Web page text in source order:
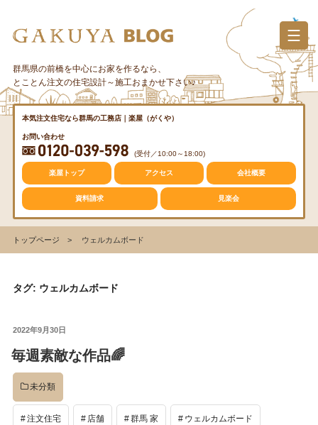
へ
ス
群馬県の前橋を中心にお家を作るなら、
とことん注文の住宅設計～施工おまかせ下さい♪
本気注文住宅なら群馬の工務店｜楽屋（がくや）
お問い合わせ
(受付／10:00～18:00)
楽屋トップ アクセス 会社概要
資料請求 見楽会
トップページ ウェルカムボード
タグ: ウェルカムボード
投
日:
2022年9月30日
毎週素敵な作品🌈
未分類
注文住宅 店舗 群馬 家 ウェルカムボード
カテゴリー
質問・疑問
トレンド
収納
イベント
完成後